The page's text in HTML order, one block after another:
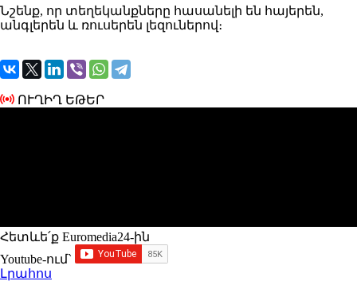
Նշենք, որ տեղեկանքները հասանելի են հայերեն,
անգլերեն և ռուսերեն լեզուներով։
ՈՒՂԻՂ ԵԹԵՐ
Հետևե՛ք Euromedia24-ին
Youtube-ում`
Լրահոս